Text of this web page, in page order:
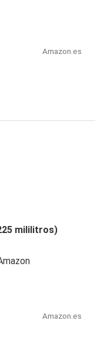
Amazon.es
mililitros)
Amazon.es